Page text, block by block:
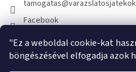
"Ez a weboldal cookie-kat
böngészésével elfogadja azok
tamogatas@
Facebook
kouzelnehry